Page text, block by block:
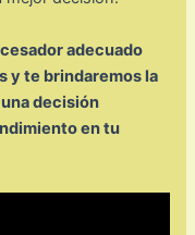
adecuado
y te brindaremos la
decisión
en tu